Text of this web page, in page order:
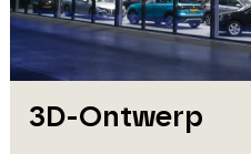
3D-Ontwerp